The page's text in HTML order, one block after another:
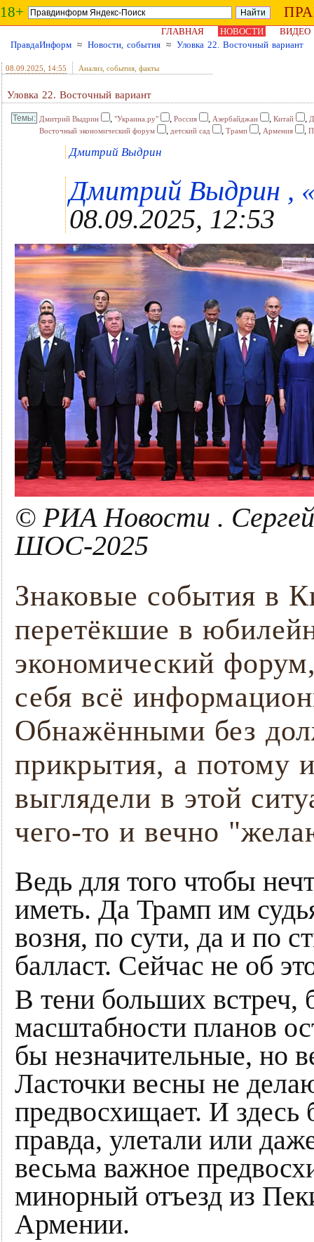
18+
ГЛАВНАЯ НОВОСТИ
ВИДЕО
ПравдаИнформ ≈ Новости, события ≈ Уловка 22. Восточный вариант
08.09.2025 , 14:55 Анализ, события, факты
Уловка 22. Восточный вариант
Дмитрий Выдрин , "Украина.ру" , Россия , Азербайджан , Китай ,
Восточный экономический форум
, детский сад , Трамп , Армения ,
Дмитрий Выдрин
Дмитрий Выдрин ,
08.09.2025, 12:53
© РИА Новости .
ШОС-2025
Знаковые события в
перетёкшие в
экономический
себя всё
Обнажёнными без
прикрытия, а потому
выглядели в этой
чего-то и вечно
Ведь для того чтобы
иметь. Да Трамп им
возня, по сути, да и по
балласт. Сейчас не об
В тени больших встреч,
масштабности планов
бы незначительные, но
Ласточки весны не
предвосхищает. И
правда, улетали или
весьма важное
минорный отъезд из
Армении.